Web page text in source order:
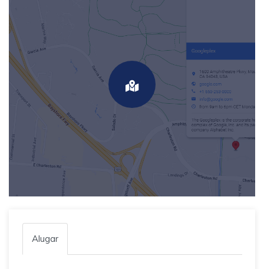
Alugar